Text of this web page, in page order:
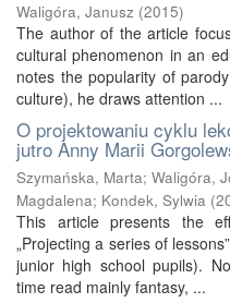
Waligóra, Janusz (2015)
The author of the article
cultural phenomenon in an
notes the popularity of
culture), he draws attention ...
O projektowaniu cyklu
jutro Anny Marii
Szymańska, Marta; Waligóra,
Magdalena; Kondek, Sylwia (
This article presents the
„Projecting a series of
junior high school pupils).
time read mainly fantasy, ...